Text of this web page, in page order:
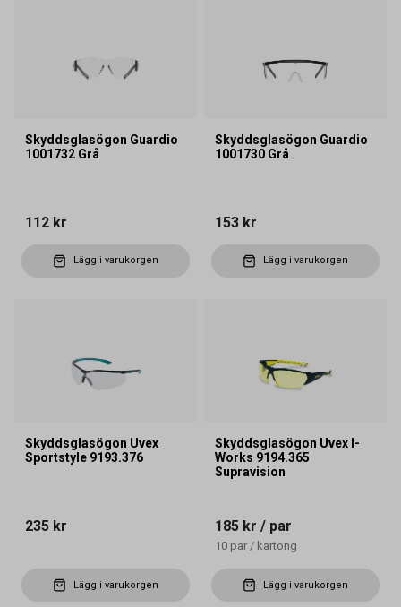
Skyddsglasögon Guardio
1001732 Grå
112 kr
Lägg i varukorgen
Skyddsglasögon Guardio
1001730 Grå
153 kr
Lägg i varukorgen
Skyddsglasögon Uvex
Sportstyle 9193.376
235 kr
Lägg i varukorgen
Skyddsglasögon Uvex I-
Works 9194.365
Supravision
185 kr / par
10 par / kartong
Lägg i varukorgen